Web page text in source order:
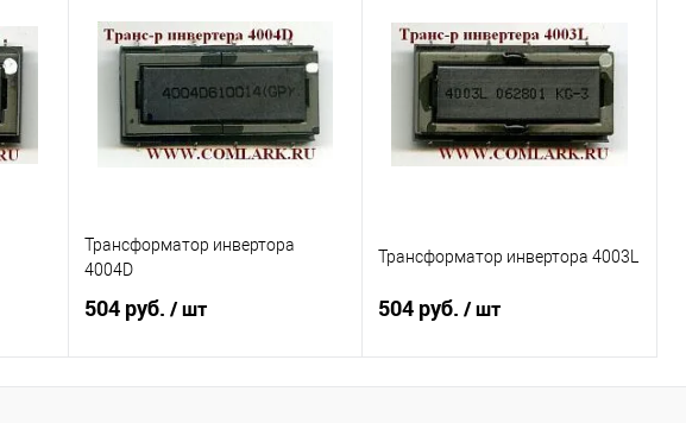
Трансформатор инвертора
4004D
504 руб. / шт
Трансформатор инвертора 4003L
504 руб./ шт